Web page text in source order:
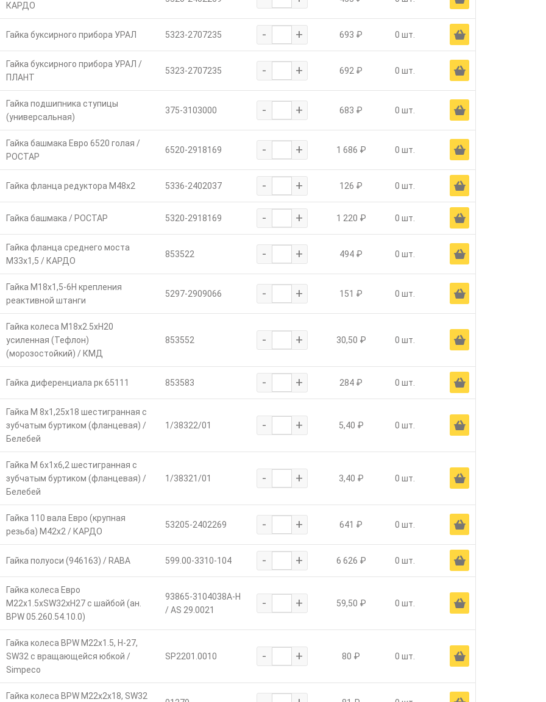
КАРДО
Гайка буксирного прибора УРАЛ 5323-2707235 - + 693 ₽ 0 шт. Ä
Гайка буксирного прибора УРАЛ /
ПЛАНТ
5323-2707235 - + 692 ₽ 0 шт. Ä
Гайка подшипника ступицы
(универсальная)
375-3103000 - + 683 ₽ 0 шт. Ä
Гайка башмака Евро 6520 голая /
РОСТАР
6520-2918169 - + 1 686 ₽ 0 шт. Ä
Гайка фланца редуктора М48х2 5336-2402037 - + 126 ₽ 0 шт. Ä
Гайка башмака / РОСТАР 5320-2918169 - + 1 220 ₽ 0 шт. Ä
Гайка фланца среднего моста
М33х1,5 / КАРДО
853522 - + 494 ₽ 0 шт. Ä
Гайка М18х1,5-6Н крепления
реактивной штанги
5297-2909066 - + 151 ₽ 0 шт. Ä
Гайка колеса М18х2.5хH20
усиленная (Тефлон)
(морозостойкий) / КМД
853552 - + 30,50 ₽ 0 шт. Ä
Гайка диференциала рк 65111 853583 - + 284 ₽ 0 шт. Ä
Гайка М 8х1,25х18 шестигранная с
зубчатым буртиком (фланцевая) /
Белебей
1/38322/01 - + 5,40 ₽ 0 шт. Ä
Гайка М 6х1х6,2 шестигранная с
зубчатым буртиком (фланцевая) /
Белебей
1/38321/01 - + 3,40 ₽ 0 шт. Ä
Гайка 110 вала Евро (крупная
резьба) М42х2 / КАРДО
53205-2402269 - + 641 ₽ 0 шт. Ä
Гайка полуоси (946163) / RABA 599.00-3310-104 - + 6 626 ₽ 0 шт. Ä
Гайка колеса Евро
М22х1.5хSW32хH27 с шайбой (ан.
BPW 05.260.54.10.0)
93865-3104038A-H
/ AS 29.0021
- + 59,50 ₽ 0 шт. Ä
Гайка колеса BPW М22х1.5, H-27,
SW32 с вращающейся юбкой /
Simpeco
SP2201.0010 - + 80 ₽ 0 шт. Ä
Гайка колеса BPW М22х2х18, SW32